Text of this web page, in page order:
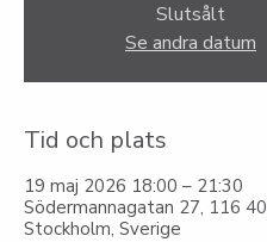
Slutsålt
Se andra datum
Tid och plats
19 maj 2026 18:00 – 21:30
Södermannagatan 27, 116 40
Stockholm, Sverige